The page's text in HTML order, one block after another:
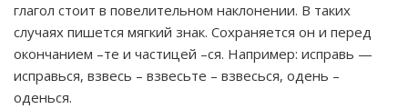
глагол стоит в повелительном наклонении. В таких
случаях пишется мягкий знак. Сохраняется он и перед
окончанием –те и частицей –ся. Например: исправь —
исправься, взвесь – взвесьте – взвесься, одень –
оденься.